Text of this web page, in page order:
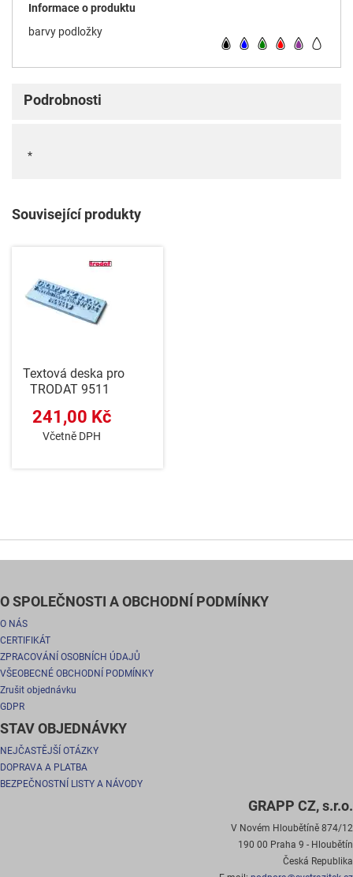
Informace o produktu
barvy podložky
Podrobnosti
*
Související produkty
Textová deska pro
TRODAT 9511
241,00 Kč
Včetně DPH
O SPOLEČNOSTI A OBCHODNÍ PODMÍNKY
O NÁS
CERTIFIKÁT
ZPRACOVÁNÍ OSOBNÍCH ÚDAJŮ
VŠEOBECNÉ OBCHODNÍ PODMÍNKY
Zrušit objednávku
GDPR
STAV OBJEDNÁVKY
NEJČASTĚJŠÍ OTÁZKY
DOPRAVA A PLATBA
BEZPEČNOSTNÍ LISTY A NÁVODY
GRAPP CZ, s.r.o.
V Novém Hloubětíně 874/12
190 00 Praha 9 - Hloubětín
Česká Republika